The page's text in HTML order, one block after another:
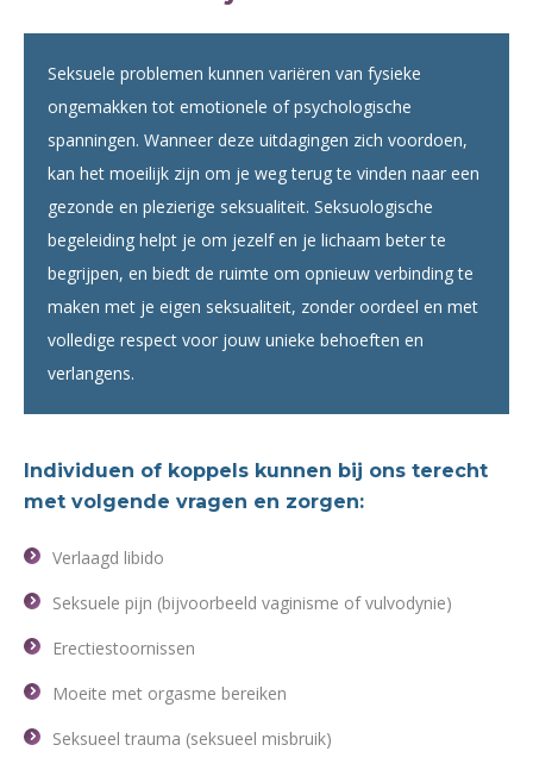
Seksuele problemen kunnen variëren van fysieke
ongemakken tot emotionele of psychologische
spanningen. Wanneer deze uitdagingen zich voordoen,
kan het moeilijk zijn om je weg terug te vinden naar een
gezonde en plezierige seksualiteit. Seksuologische
begeleiding helpt je om jezelf en je lichaam beter te
begrijpen, en biedt de ruimte om opnieuw verbinding te
maken met je eigen seksualiteit, zonder oordeel en met
volledige respect voor jouw unieke behoeften en
verlangens.
Individuen of koppels kunnen bij ons terecht
met volgende vragen en zorgen:
Verlaagd libido
Seksuele pijn (bijvoorbeeld vaginisme of vulvodynie)
Erectiestoornissen
Moeite met orgasme bereiken
Seksueel trauma (seksueel misbruik)